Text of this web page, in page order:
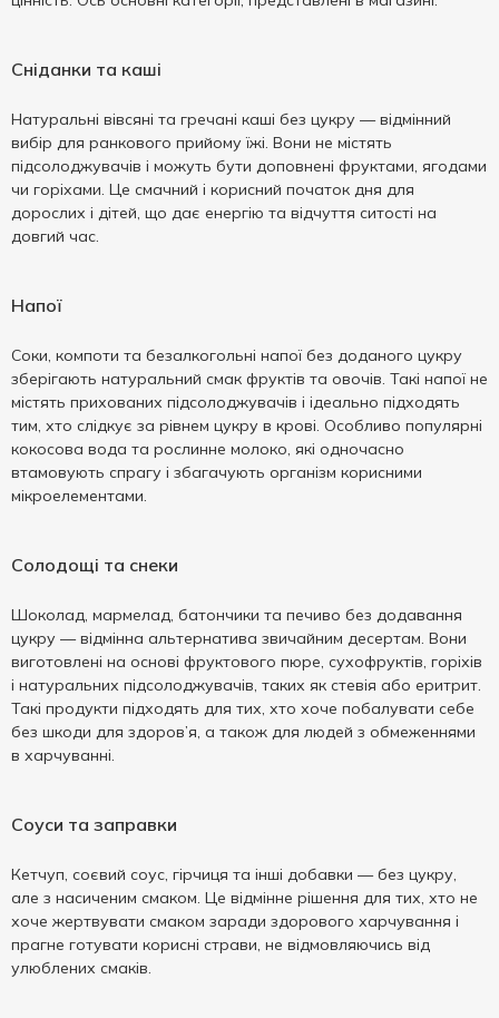
Сніданки та каші
Натуральні вівсяні та гречані каші без цукру — відмінний
вибір для ранкового прийому їжі. Вони не містять
підсолоджувачів і можуть бути доповнені фруктами, ягодами
чи горіхами. Це смачний і корисний початок дня для
дорослих і дітей, що дає енергію та відчуття ситості на
довгий час.
Напої
Соки, компоти та безалкогольні напої без доданого цукру
зберігають натуральний смак фруктів та овочів. Такі напої не
містять прихованих підсолоджувачів і ідеально підходять
тим, хто слідкує за рівнем цукру в крові. Особливо популярні
кокосова вода та рослинне молоко, які одночасно
втамовують спрагу і збагачують організм корисними
мікроелементами.
Солодощі та снеки
Шоколад, мармелад, батончики та печиво без додавання
цукру — відмінна альтернатива звичайним десертам. Вони
виготовлені на основі фруктового пюре, сухофруктів, горіхів
і натуральних підсолоджувачів, таких як стевія або еритрит.
Такі продукти підходять для тих, хто хоче побалувати себе
без шкоди для здоров’я, а також для людей з обмеженнями
в харчуванні.
Соуси та заправки
Кетчуп, соєвий соус, гірчиця та інші добавки — без цукру,
але з насиченим смаком. Це відмінне рішення для тих, хто не
хоче жертвувати смаком заради здорового харчування і
прагне готувати корисні страви, не відмовляючись від
улюблених смаків.